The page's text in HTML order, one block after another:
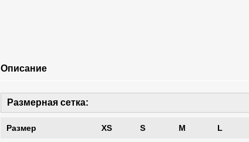
Описание
Размерная сетка:
Размер XS S M L